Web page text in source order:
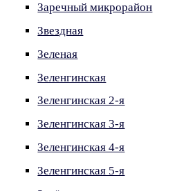
Заречный микрорайон
Звездная
Зеленая
Зеленгинская
Зеленгинская 2-я
Зеленгинская 3-я
Зеленгинская 4-я
Зеленгинская 5-я